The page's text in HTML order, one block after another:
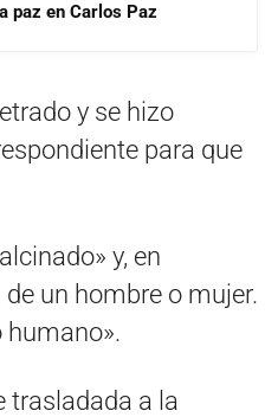
paz en Carlos Paz
y se hizo
para que
y, en
un hombre o mujer.
humano».
trasladada a la